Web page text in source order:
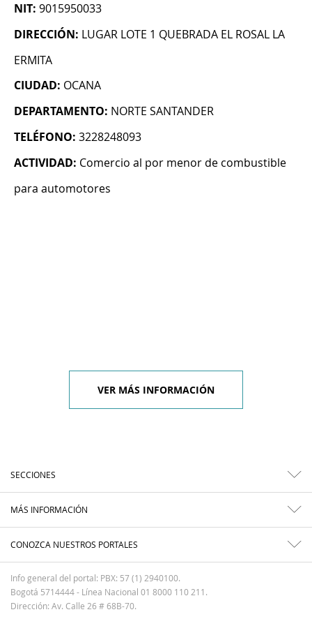
NIT: 9015950033
DIRECCIÓN: LUGAR LOTE 1 QUEBRADA EL ROSAL LA
ERMITA
CIUDAD: OCANA
DEPARTAMENTO: NORTE SANTANDER
TELÉFONO: 3228248093
ACTIVIDAD: Comercio al por menor de combustible
para automotores
VER MÁS INFORMACIÓN
SECCIONES
MÁS INFORMACIÓN
CONOZCA NUESTROS PORTALES
Info general del portal: PBX: 57 (1) 2940100.
Bogotá 5714444 - Línea Nacional 01 8000 110 211.
Dirección: Av. Calle 26 # 68B-70.